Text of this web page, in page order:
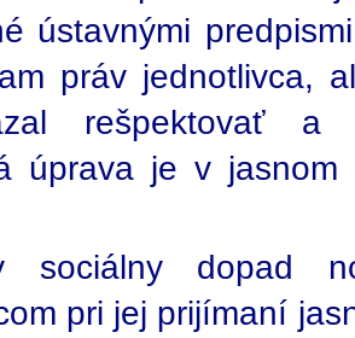
ústavnými
práv jednotlivca,
rešpektovať a
úprava je v jasnom
sociálny dopad
pri jej prijímaní